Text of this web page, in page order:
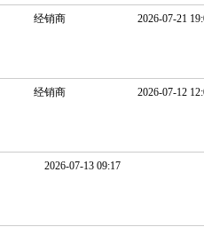
经销商 2026-07-21
经销商 2026-07-12
2026-07-13 09:17